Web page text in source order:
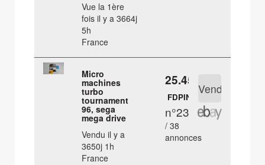
Vue la 1ère
fois il y a 3664j
5h
France
Micro
machines
turbo
tournament
96, sega
mega drive
Vendu il y a
3650j 1h
France
25.45 €
FDPIN
n°23
/ 38
annonces